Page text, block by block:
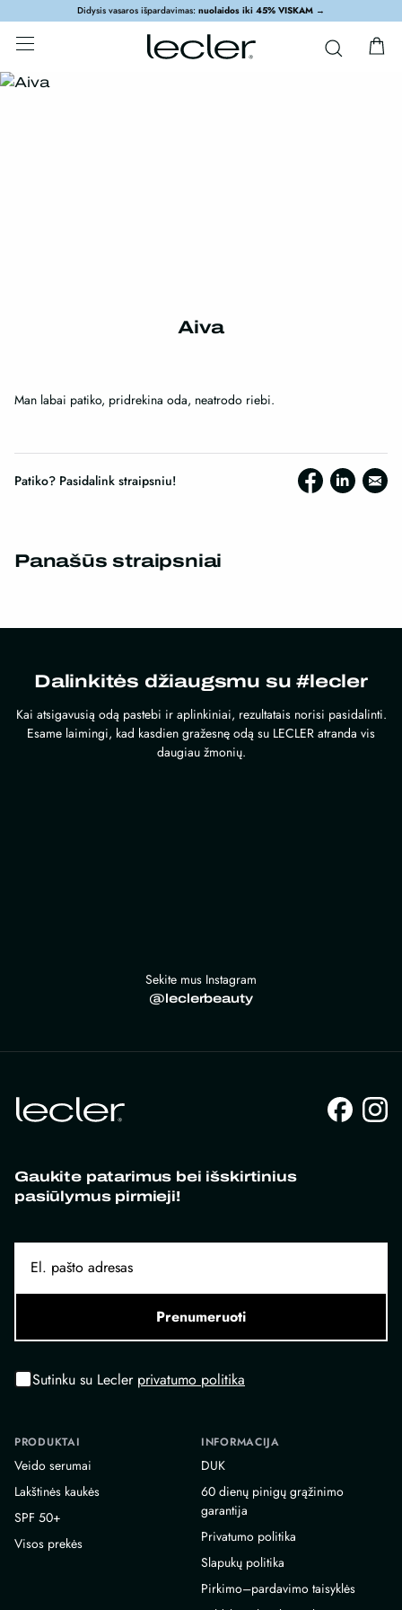
Didysis vasaros išpardavimas: nuolaidos iki 45% VISKAM →
Aiva
Man labai patiko, pridrekina oda, neatrodo riebi.
Patiko? Pasidalink straipsniu!
Panašūs straipsniai
Dalinkitės džiaugsmu su #lecler
Kai atsigavusią odą pastebi ir aplinkiniai, rezultatais norisi pasidalinti.
Esame laimingi, kad kasdien gražesnę odą su LECLER atranda vis
daugiau žmonių.
Sekite mus Instagram
@leclerbeauty
Gaukite patarimus bei išskirtinius
pasiūlymus pirmieji!
Prenumeruoti
Sutinku su Lecler privatumo politika
PRODUKTAI
Veido serumai
Lakštinės kaukės
SPF 50+
Visos prekės
INFORMACIJA
DUK
60 dienų pinigų grąžinimo
garantija
Privatumo politika
Slapukų politika
Pirkimo–pardavimo taisyklės